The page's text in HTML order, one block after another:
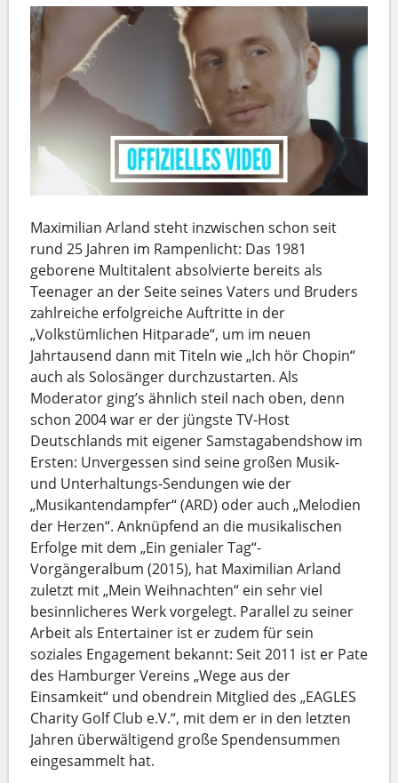
Maximilian Arland steht inzwischen schon seit
rund 25 Jahren im Rampenlicht: Das 1981
geborene Multitalent absolvierte bereits als
Teenager an der Seite seines Vaters und Bruders
zahlreiche erfolgreiche Auftritte in der
„Volkstümlichen Hitparade“, um im neuen
Jahrtausend dann mit Titeln wie „Ich hör Chopin“
auch als Solosänger durchzustarten. Als
Moderator ging’s ähnlich steil nach oben, denn
schon 2004 war er der jüngste TV-Host
Deutschlands mit eigener Samstagabendshow im
Ersten: Unvergessen sind seine großen Musik-
und Unterhaltungs-Sendungen wie der
„Musikantendampfer“ (ARD) oder auch „Melodien
der Herzen“. Anknüpfend an die musikalischen
Erfolge mit dem „Ein genialer Tag“-
Vorgängeralbum (2015), hat Maximilian Arland
zuletzt mit „Mein Weihnachten“ ein sehr viel
besinnlicheres Werk vorgelegt. Parallel zu seiner
Arbeit als Entertainer ist er zudem für sein
soziales Engagement bekannt: Seit 2011 ist er Pate
des Hamburger Vereins „Wege aus der
Einsamkeit“ und obendrein Mitglied des „EAGLES
Charity Golf Club e.V.“, mit dem er in den letzten
Jahren überwältigend große Spendensummen
eingesammelt hat.